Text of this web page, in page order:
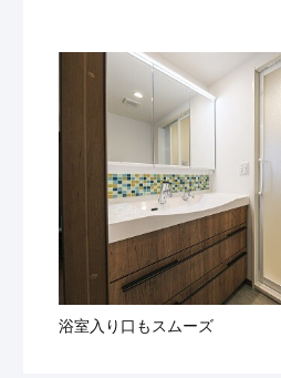
浴室入り口もスムーズ